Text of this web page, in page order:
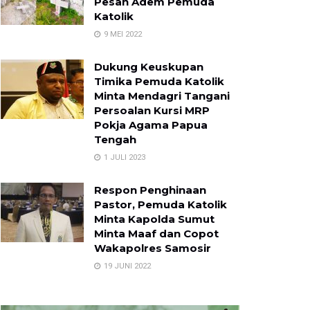
Katolik
9 MEI 2022
Dukung Keuskupan
Timika Pemuda Katolik
Minta Mendagri Tangani
Persoalan Kursi MRP
Pokja Agama Papua
Tengah
1 JULI 2023
Respon Penghinaan
Pastor, Pemuda Katolik
Minta Kapolda Sumut
Minta Maaf dan Copot
Wakapolres Samosir
19 JUNI 2022